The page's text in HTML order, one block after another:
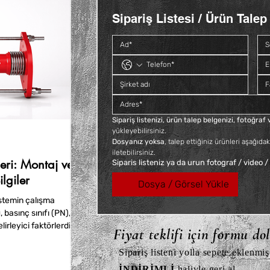
Siyah Kısa Deveboynu İç ve Dış
KDV dahil
Siyah Deveboynu İç ve
Galvaniz Kuyruklu Konik Rakor
₺140,40
KDV dahil
Siyah Kuyruklu Konik
Montaj ve
çalışma
sınıfı (PN),
faktörlerdir.
paslanmaz çelik ve
Sipariş Listesi / Ürün
Sipariş listenizi, ürün talep belgenizi, fotoğraf
yükleyebilirsiniz.
Dosyanız yoksa, talep ettiğiniz ürünleri
iletebilirsiniz.
Siparis listeniz ya da urun fotograf / video /
Dosya / Görsel Yükle
Fiyat teklifi için formu
Sipariş listeni yolla sepete